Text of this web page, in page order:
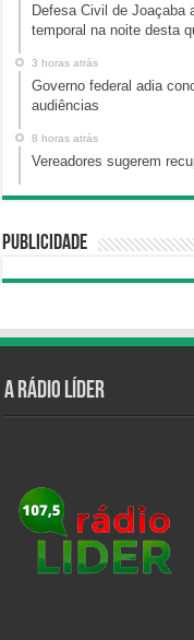
Defesa Civil de Joaçaba
temporal na noite desta
3 horas atrás
Governo federal adia
audiências
8 horas atrás
Vereadores sugerem
Publicidade
A Rádio Líder